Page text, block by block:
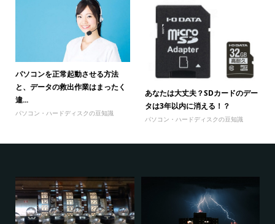
パソコンを正常起動させる方法
と、データの救出作業はまったく
違...
パソコン・ハードディスクの豆知識
あなたは大丈夫？SDカードのデー
タは3年以内に消える！？
パソコン・ハードディスクの豆知識